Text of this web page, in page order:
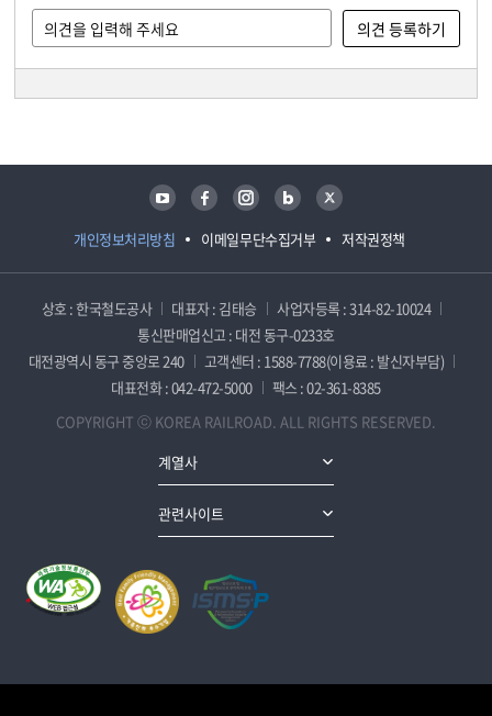
개인정보처리방침 이메일무단수집거부 저작권정책
유튜브 페이스북 인스타그램 블로그 트위터
상호 : 한국철도공사 대표자 : 김태승
사업자등록 : 314-82-10024
통신판매업신고 : 대전 동구-0233호
대전광역시 동구 중앙로 240
고객센터 : 1588-7788(이용료 : 발신자부담)
대표전화 : 042-472-5000
팩스 : 02-361-8385
COPYRIGHT ⓒ KOREA RAILROAD. ALL RIGHTS RESERVED.
계열사
관련사이트